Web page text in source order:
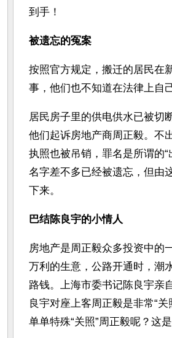
到手！
被遗忘的冤案
按照官方规定，搬迁的居民在
事，他们也不知道在法律上自己
居民房子里的供电供水已被切
他们起诉房地产商周正毅。不
执照也被吊销，罪名是所谓的
名字差不多已经被遗忘，但由
下来。
巴结陈良宇的小情人
房地产是周正毅众多投资中的
万利的生意，公路开通时，潮
路钱。上海市委书记陈良宇亲
良宇对座上客周正毅是非常“
单单特殊“关照”周正毅呢？这